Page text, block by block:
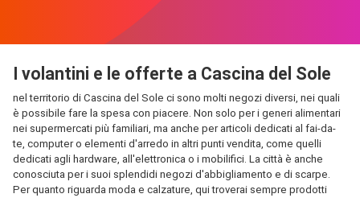
I volantini e le offerte a Cascina del Sole
nel territorio di Cascina del Sole ci sono molti negozi diversi, nei quali
è possibile fare la spesa con piacere. Non solo per i generi alimentari
nei supermercati più familiari, ma anche per articoli dedicati al fai-da-
te, computer o elementi d'arredo in altri punti vendita, come quelli
dedicati agli hardware, all'elettronica o i mobilifici. La città è anche
conosciuta per i suoi splendidi negozi d'abbigliamento e di scarpe.
Per quanto riguarda moda e calzature, qui troverai sempre prodotti